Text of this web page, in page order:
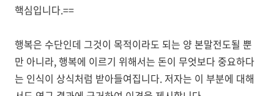
핵심입니다.==
행복은 수단인데 그것이 목적이라도 되는 양 본말전도될 뿐
만 아니라, 행복에 이르기 위해서는 돈이 무엇보다 중요하다
는 인식이 상식처럼 받아들여집니다. 저자는 이 부분에 대해